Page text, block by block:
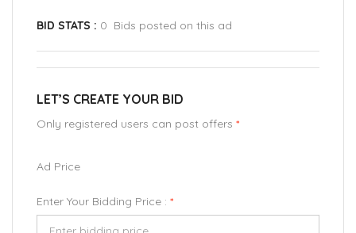
BID STATS : 0 Bids posted on this ad
LET’S CREATE YOUR BID
Only registered users can post offers *
Ad Price
Enter Your Bidding Price : *